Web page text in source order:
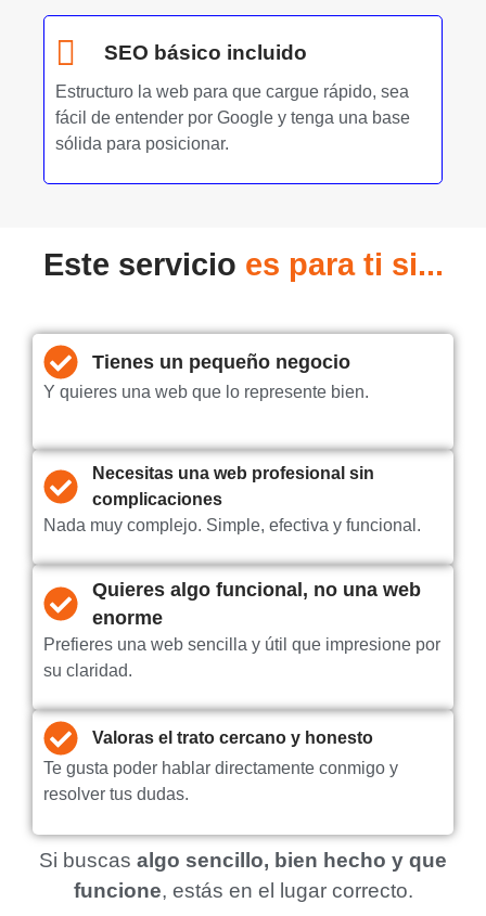
SEO básico incluido
Estructuro la web para que cargue rápido, sea
fácil de entender por Google y tenga una base
sólida para posicionar.
Este servicio es para ti si...
Tienes un pequeño negocio
Y quieres una web que lo represente bien.
Necesitas una web profesional sin
complicaciones
Nada muy complejo. Simple, efectiva y funcional.
Quieres algo funcional, no una web
enorme
Prefieres una web sencilla y útil que impresione por
su claridad.
Valoras el trato cercano y honesto
Te gusta poder hablar directamente conmigo y
resolver tus dudas.
Si buscas algo sencillo, bien hecho y que
funcione, estás en el lugar correcto.